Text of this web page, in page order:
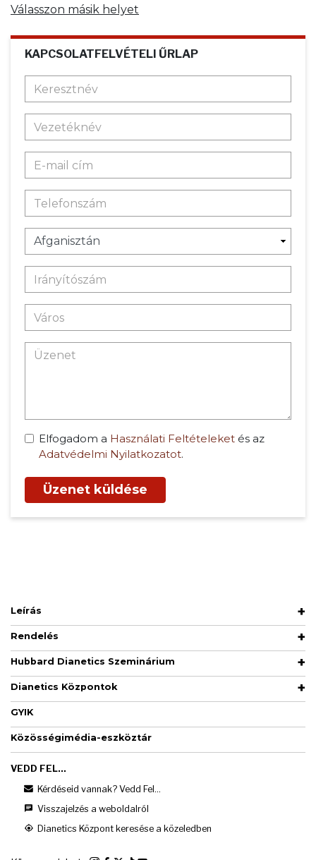
Válasszon másik helyet
KAPCSOLATFELVÉTELI ŰRLAP
Elfogadom a Használati Feltételeket és az
Adatvédelmi Nyilatkozatot.
Üzenet küldése
Leírás
Rendelés
Hubbard Dianetics Szeminárium
Dianetics Központok
GYIK
Közösségimédia-eszköztár
VEDD FEL...
Kérdéseid vannak? Vedd Fel...
Visszajelzés a weboldalról
Dianetics Központ keresése a közeledben